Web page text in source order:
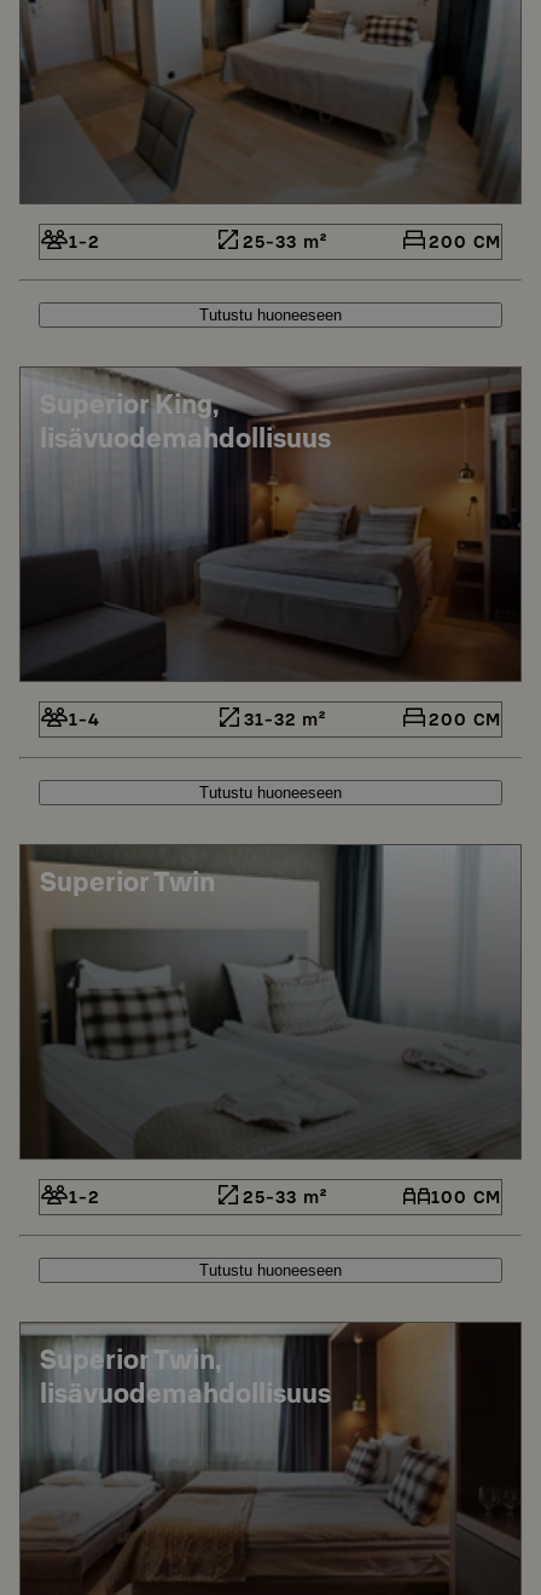
1-2 25-33 m² 200 CM
Tutustu huoneeseen
Superior King,
lisävuodemahdollisuus
1-4 31-32 m² 200 CM
Tutustu huoneeseen
Superior Twin
1-2 25-33 m² 100 CM
Tutustu huoneeseen
Superior Twin,
lisävuodemahdollisuus